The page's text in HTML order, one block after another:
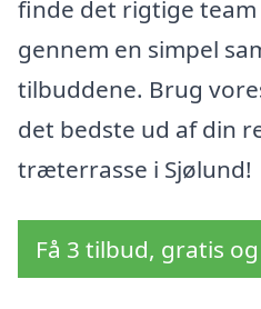
finde det rigtige
gennem en simpel
tilbuddene. Brug
det bedste ud af din
træterrasse i Sjølund!
Få 3 tilbud, gratis